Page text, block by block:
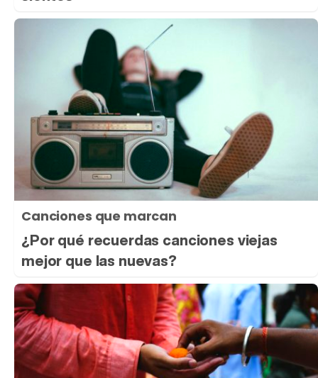
Canciones que marcan
¿Por qué recuerdas canciones viejas
mejor que las nuevas?